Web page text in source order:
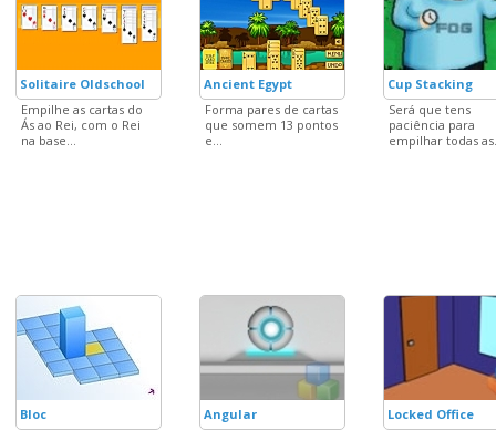
Solitaire Oldschool
Empilhe as cartas do
Ás ao Rei, com o Rei
na base...
Ancient Egypt
Forma pares de cartas
que somem 13 pontos
e...
Cup Stacking
Será que tens
paciência para
empilhar todas
Bloc
Angular
Locked Office